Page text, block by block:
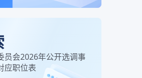
员会2026年公开选调事
应职位表